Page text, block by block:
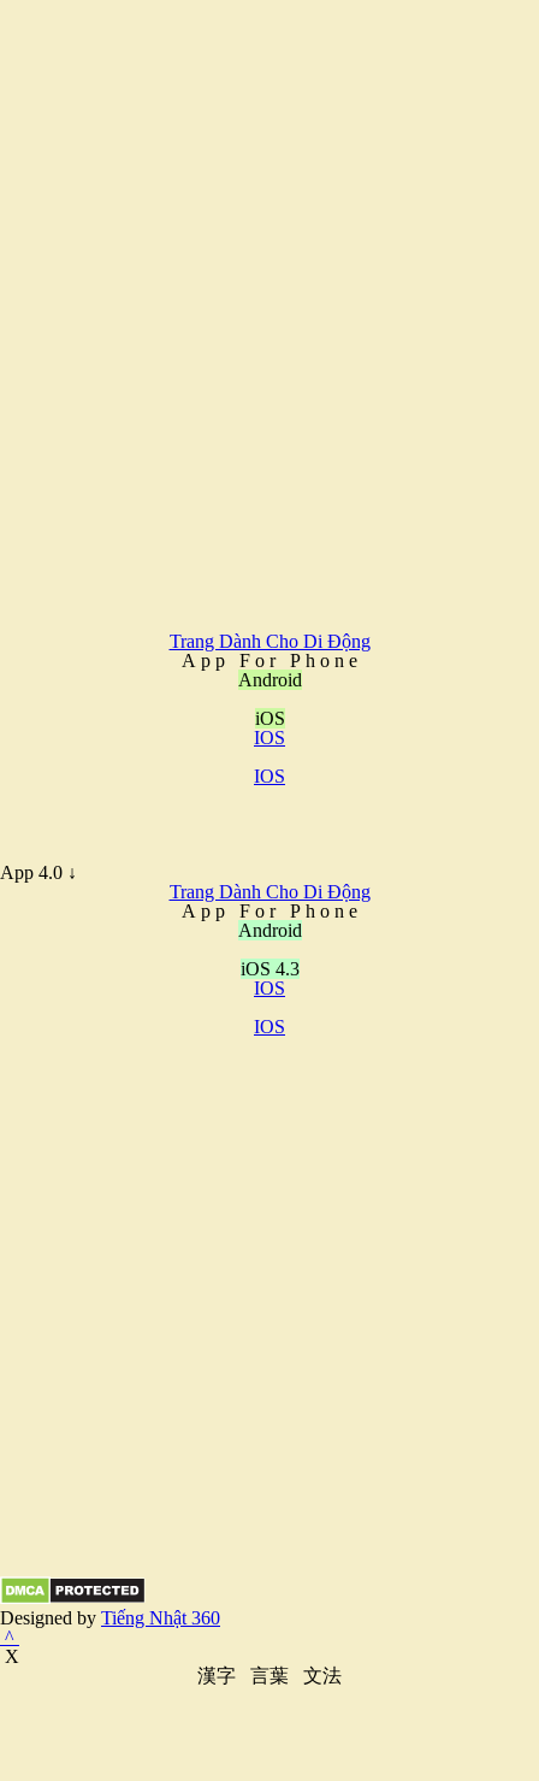
Trang Dành Cho Di Động
A p p F o r P h o n e
Android
iOS
IOS
IOS
App 4.0 ↓
Trang Dành Cho Di Động
A p p F o r P h o n e
Android
iOS 4.3
IOS
IOS
Designed by Tiếng Nhật 360
^
X
漢字
言葉 文法